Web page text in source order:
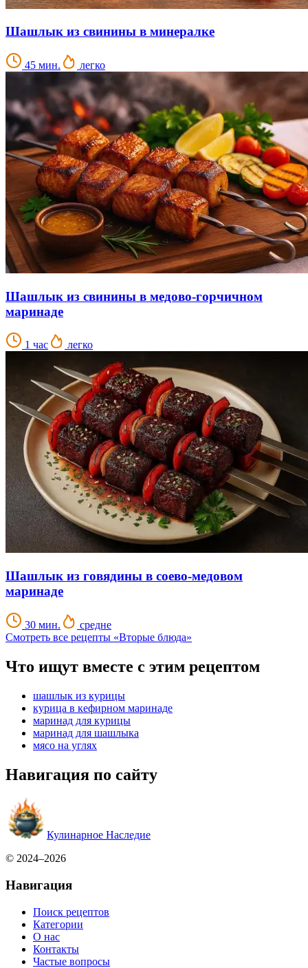
Шашлык из свинины в минералке
45 мин. легко
Шашлык из свинины в медово-горчичном
маринаде
1 час легко
Шашлык из говядины в соево-медовом
маринаде
30 мин.
средне
Смотреть все рецепты «Вторые блюда»
Что ищут вместе с этим рецептом
шашлык из курицы
курица в кефирном маринаде
маринад для курицы
маринад для шашлыка
мясо на углях
Навигация по сайту
Кулинарное Наследие
© 2024–2026
Навигация
Поиск рецептов
Категории
О нас
Контакты
Частые вопросы